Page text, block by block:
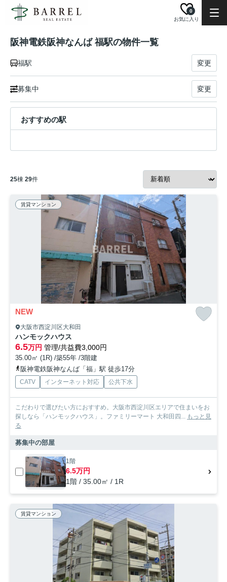
お気に入り
0
阪神電鉄阪神なんば 福駅の物件一覧
福駅 変更
募集中 変更
おすすめの駅
25棟 29件
賃貸マンション
NEW
大阪市西淀川区大和田
ハンモックハウス
6.5万円 管理/共益費3,000円
35.00㎡ (1R) /築55年 /3階建
阪神電鉄阪神なんば「福」駅 徒歩17分
CATV インターネット対応 公共下水
こだわりで選びたい方におすすめ。大阪市西淀川区エリアで住まいをお
探しなら「ハンモックハウス」。ファミリーマート 大和田四... もっと見
る
募集中の部屋
1階
6.5万円
1階 / 35.00㎡ / 1R
賃貸マンション